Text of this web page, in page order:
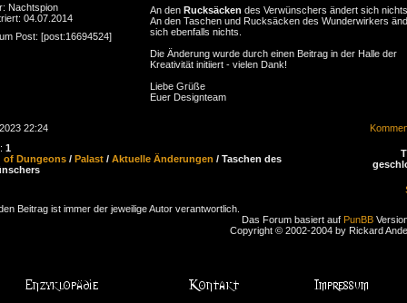
Nachtspion
04.07.2014
Post: [post:16694524]
An den Rucksäcken des Verwünschers ändert sich
An den Taschen und Rucksäcken des Wunderwirkers
sich ebenfalls nichts.
Die Änderung wurde durch einen Beitrag in der Halle der
Kreativität initiiert - vielen Dank!
Liebe Grüße
Euer Designteam
22:24
1
of Dungeons / Palast / Aktuelle Änderungen / Taschen des
Beitrag ist immer der jeweilige Autor verantwortlich.
Das Forum basiert auf PunBB
Copyright © 2002-2004 by Rickard